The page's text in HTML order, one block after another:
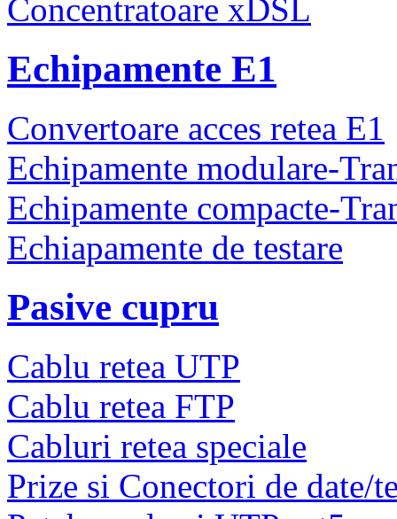
Concentratoare xDSL
Echipamente E1
Convertoare acces retea E1
Echipamente modulare-
Echipamente compacte-
Echiapamente de testare
Pasive cupru
Cablu retea UTP
Cablu retea FTP
Cabluri retea speciale
Prize si Conectori de date/